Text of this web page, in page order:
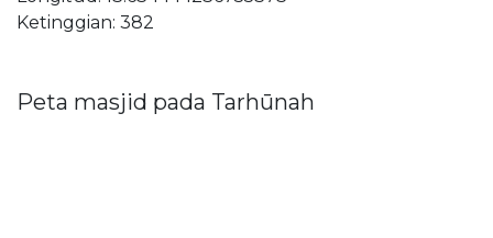
Ketinggian: 382
Peta masjid pada Tarhūnah